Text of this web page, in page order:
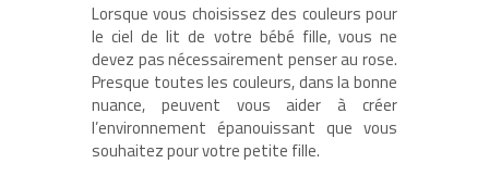
Lorsque vous choisissez des couleurs pour
le ciel de lit de votre bébé fille, vous ne
devez pas nécessairement penser au rose.
Presque toutes les couleurs, dans la bonne
nuance, peuvent vous aider à créer
l’environnement épanouissant que vous
souhaitez pour votre petite fille.